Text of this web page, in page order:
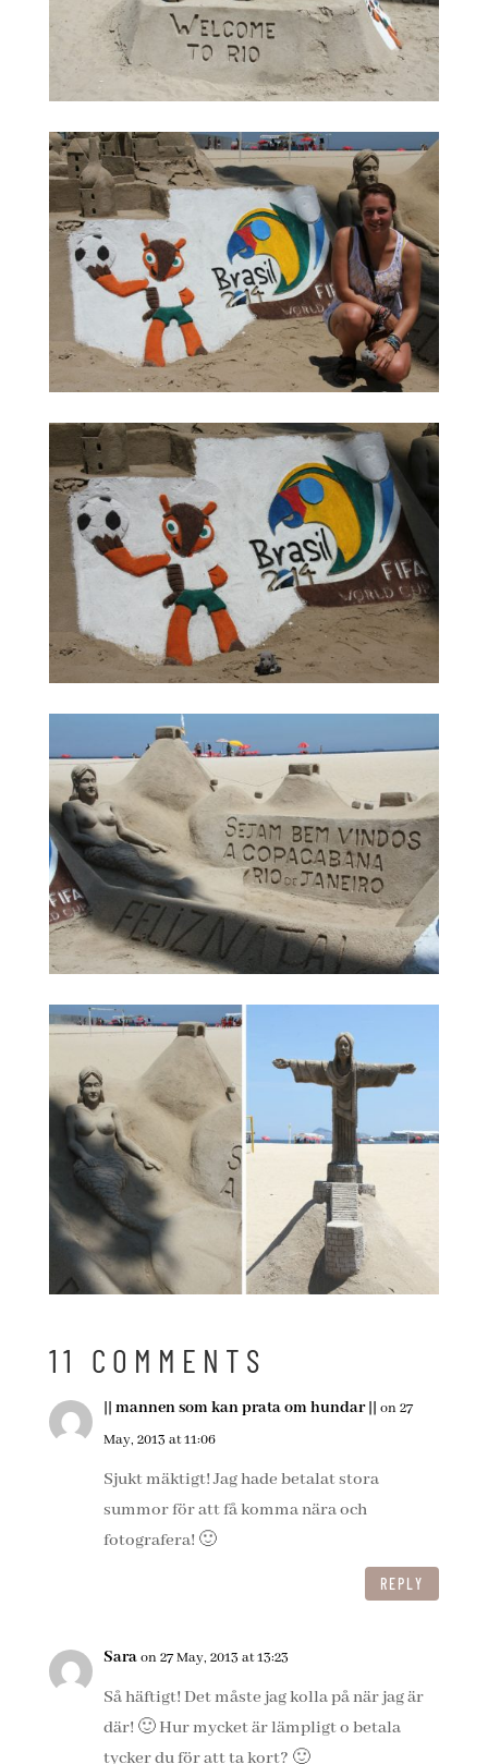
11 COMMENTS
|| mannen som kan prata om hundar || on 27
May, 2013 at 11:06
Sjukt mäktigt! Jag hade betalat stora
summor för att få komma nära och
fotografera! 🙂
REPLY
Saraon 27 May, 2013 at 13:23
Så häftigt! Det måste jag kolla på när jag är
där! 🙂 Hur mycket är lämpligt o betala
tycker du för att ta kort? 🙂